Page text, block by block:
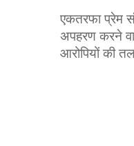
एकतरफा प्रेम
अपहरण करने
आरोपियों की